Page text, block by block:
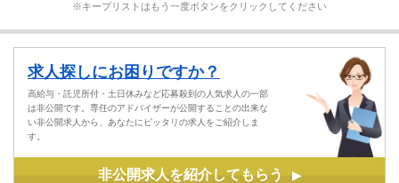
※キープリストはもう一度ボタンをクリックしてください
求人探しにお困りですか？
高給与・託児所付・土日休みなど応募殺到の人気求人の一部
は非公開です。専任のアドバイザーが公開することの出来な
い非公開求人から、あなたにピッタリの求人をご紹介しま
す。
非公開求人を紹介してもらう ▶